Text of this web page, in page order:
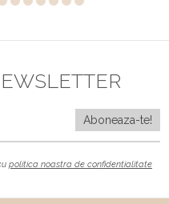
politica noastra de confidentialitate